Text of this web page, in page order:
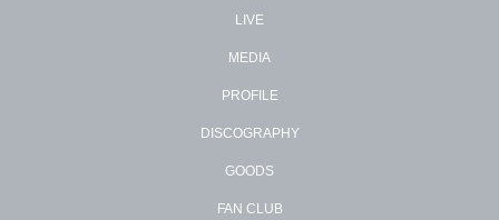
LIVE
MEDIA
PROFILE
DISCOGRAPHY
GOODS
FAN CLUB